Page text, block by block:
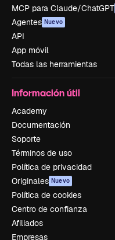
MCP para Claude/ChatGPT
Agentes Nuevo
API
App móvil
Todas las herramientas
Información útil
Academy
Documentación
Soporte
Términos de uso
Política de privacidad
Originales Nuevo
Política de cookies
Centro de confianza
Afiliados
Empresas